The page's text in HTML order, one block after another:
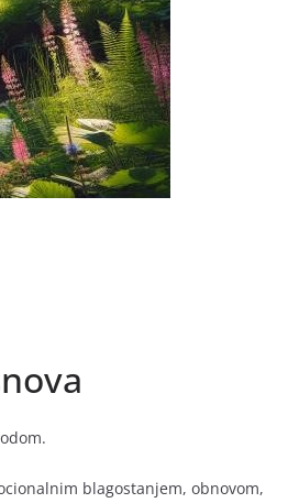
blagostanjem, obnovom,